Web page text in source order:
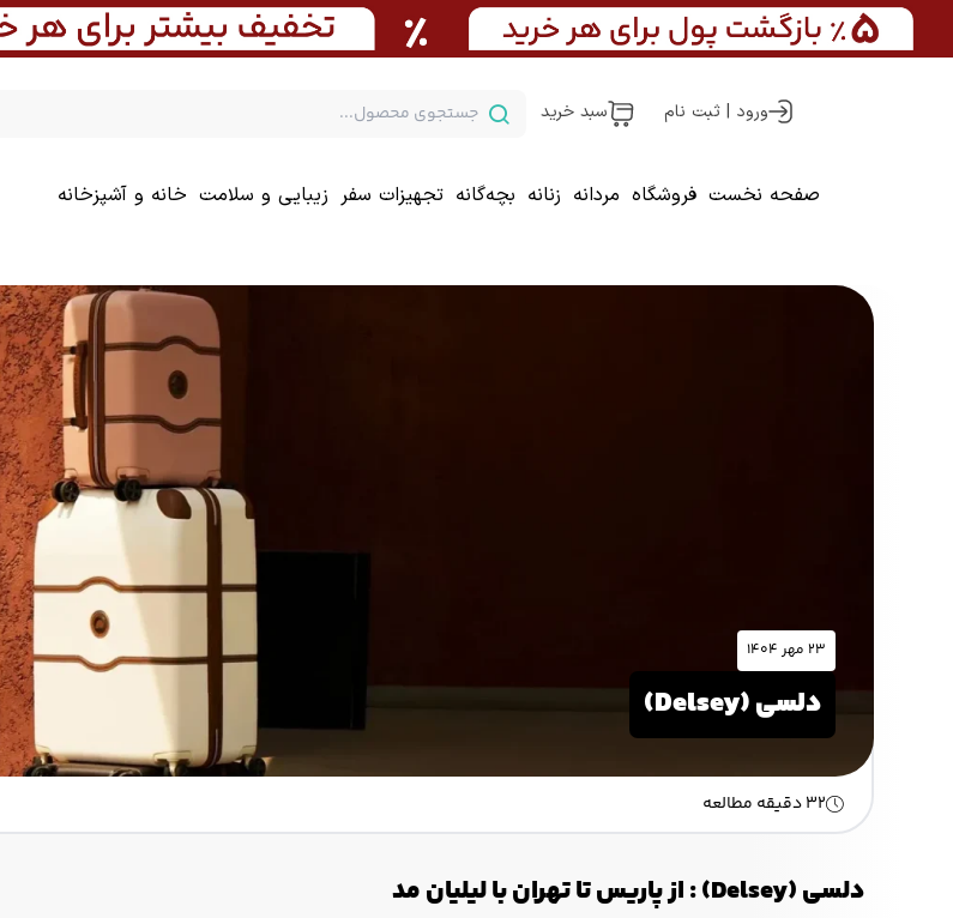
سبد خرید ورود | ثبت نام
صفحه نخست فروشگاه مردانه زنانه بچه‌گانه تجهیزات سفر زیبایی و سلامت خانه و آشپزخانه
۲۳ مهر ۱۴۰۴
دلسی (Delsey)
32 دقیقه مطالعه
دلسی (Delsey) : از پاریس تا تهران با لیلیان مد